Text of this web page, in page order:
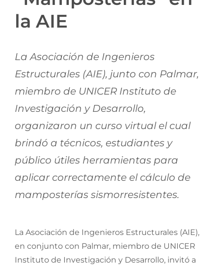
Socios
Contacto
la AIE
La Asociación de Ingenieros
Estructurales (AIE), junto con Palmar,
miembro de UNICER Instituto de
Investigación y Desarrollo,
organizaron un curso virtual el cual
brindó a técnicos, estudiantes y
público útiles herramientas para
aplicar correctamente el cálculo de
mamposterías sismorresistentes.
La Asociación de Ingenieros Estructurales (AIE),
en conjunto con Palmar, miembro de UNICER
Instituto de Investigación y Desarrollo, invitó a